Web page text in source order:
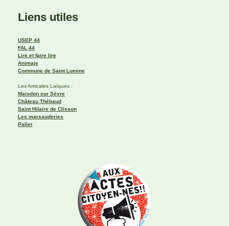
Liens utiles
USEP 44
FAL 44
Lire et faire lire
Animaje
Commune de Saint Lumine
Les Amicales Laïques :
Maisdon sur Sèvre
Château Thébaud
Saint Hilaire de Clisson
Les marsauderies
Pallet